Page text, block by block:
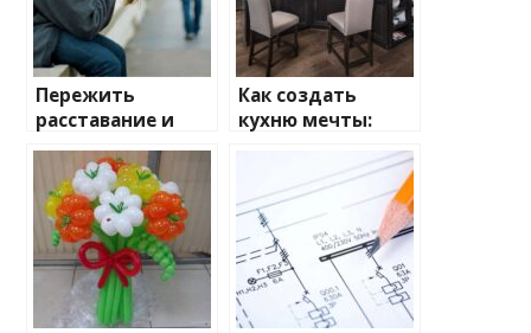
Пережить
расставание и
остаться собой
Как создать
кухню мечты:
руководство по
заказу
индивидуальног
о проекта